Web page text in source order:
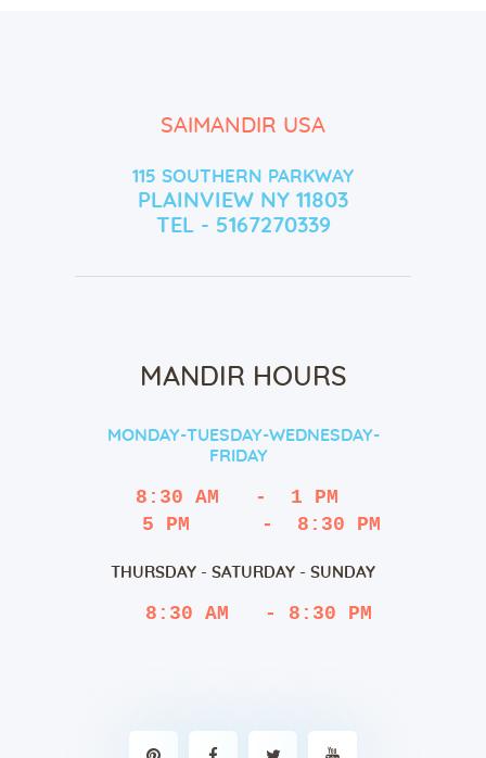
SAIMANDIR USA
115 SOUTHERN PARKWAY
PLAINVIEW NY 11803
TEL - 5167270339
MANDIR HOURS
MONDAY-TUESDAY-WEDNESDAY-
FRIDAY
8:30 AM   -  1 PM
   5 PM      -  8:30 PM
THURSDAY - SATURDAY - SUNDAY
8:30 AM   - 8:30 PM